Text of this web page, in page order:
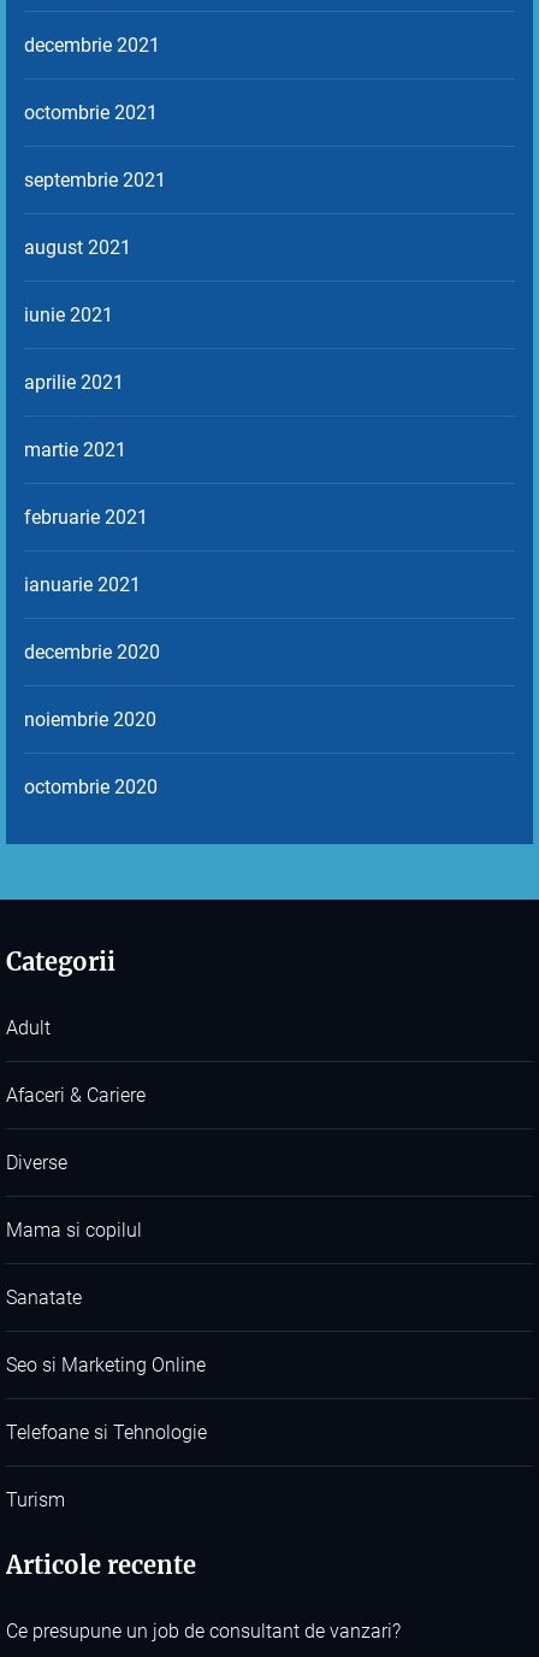
decembrie 2021
octombrie 2021
septembrie 2021
august 2021
iunie 2021
aprilie 2021
martie 2021
februarie 2021
ianuarie 2021
decembrie 2020
noiembrie 2020
octombrie 2020
Categorii
Adult
Afaceri & Cariere
Diverse
Mama si copilul
Sanatate
Seo si Marketing Online
Telefoane si Tehnologie
Turism
Articole recente
Ce presupune un job de consultant de vanzari?